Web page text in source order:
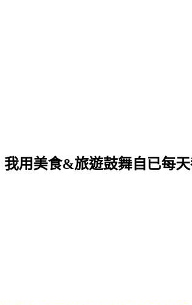
用美食&旅遊鼓舞自已每